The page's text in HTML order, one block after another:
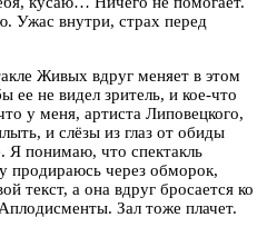
Ужас внутри, страх перед
Живых вдруг меняет в этом
ее не видел зритель, и кое-что
у меня, артиста Липовецкого,
и слёзы из глаз от обиды
Я понимаю, что спектакль
продираюсь через обморок,
текст, а она вдруг бросается ко
Зал тоже плачет.